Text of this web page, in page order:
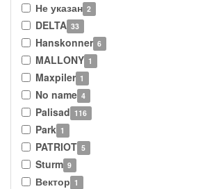
Не указан 2
DELTA 33
Hanskonner 6
MALLONY 1
Maxpiler 1
No name 4
Palisad 116
Park 1
PATRIOT 5
Sturm 9
Вектор 1